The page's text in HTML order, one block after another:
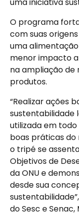
O programa
com suas
uma
menor impacto
na ampliação de
produtos.
“Realizar ações
sustentabilidade
utilizada em
boas práticas
o tripé se
Objetivos de
da ONU e
desde sua
do Sesc e